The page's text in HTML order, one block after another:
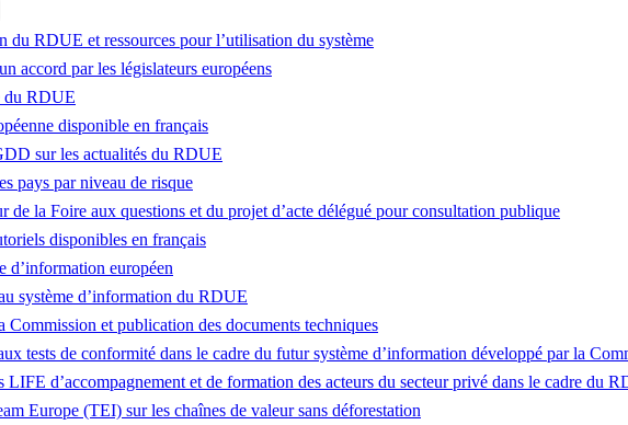
du RDUE et ressources pour l’utilisation du système
accord par les législateurs européens
du RDUE
disponible en français
sur les actualités du RDUE
pays par niveau de risque
la Foire aux questions et du projet d’acte délégué pour consultation publique
disponibles en français
d’information européen
système d’information du RDUE
et publication des documents techniques
tests de conformité dans le cadre du futur système d’information développé par la
d’accompagnement et de formation des acteurs du secteur privé dans le cadre du
Europe (TEI) sur les chaînes de valeur sans déforestation